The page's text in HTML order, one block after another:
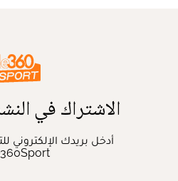
الاشتراك في
أدخل بريدك الإلكتروني